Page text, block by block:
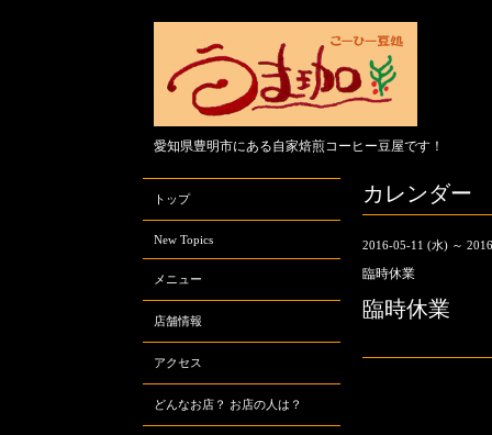
愛知県豊明市にある自家焙煎コーヒー豆屋です！
カレンダー
2016-05-11 (水) ～
臨時休業
臨時休業
トップ
New Topics
メニュー
店舗情報
アクセス
どんなお店？ お店の人は？